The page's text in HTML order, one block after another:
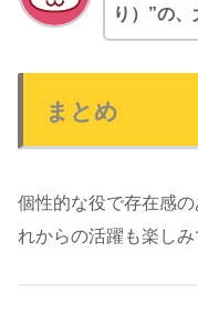
り）”の
まとめ
個性的な役で存在感
れからの活躍も楽しみ